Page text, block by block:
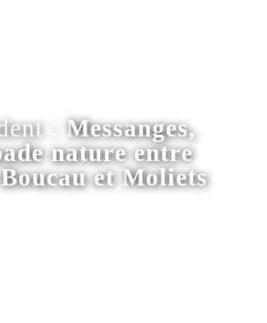
: Messanges,
nature entre
et Moliets